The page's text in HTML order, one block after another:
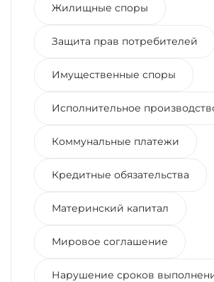
Жилищные споры
Защита прав потребителей
Имущественные споры
Исполнительное
Коммунальные платежи
Кредитные обязательства
Материнский капитал
Мировое соглашение
Нарушение сроков